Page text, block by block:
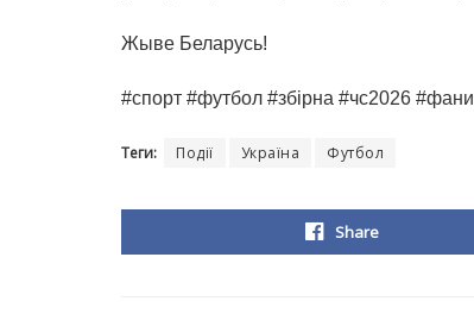
Жыве Беларусь!
#спорт #футбол #збірна #чс2026 #фани
Теги: Події Україна Футбол
Share